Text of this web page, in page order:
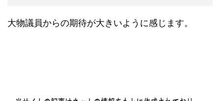
大物議員からの期待が大きいように感じます。